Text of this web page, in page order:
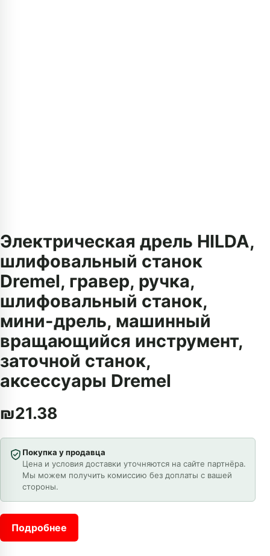
Электрическая дрель HILDA,
шлифовальный станок
Dremel, гравер, ручка,
шлифовальный станок,
мини-дрель, машинный
вращающийся инструмент,
заточной станок,
аксессуары Dremel
₪21.38
Покупка у продавца
Цена и условия доставки уточняются на сайте партнёра.
Мы можем получить комиссию без доплаты с вашей
стороны.
Подробнее